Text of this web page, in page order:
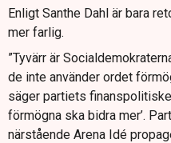
Enligt Santhe Dahl är bara
mer farlig.
”Tyvärr är
de inte använder ordet
säger partiets
förmögna ska bidra mer’.
närstående Arena Idé